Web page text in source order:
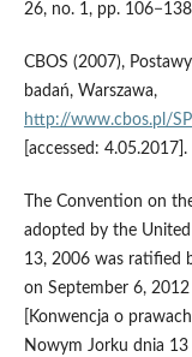
26, no. 1, pp.
CBOS (2007),
badań, Warszawa,
http://www.cbos.pl/
[accessed: 4.05.2017].
The Convention on
adopted by the
13, 2006 was ratified
on September 6,
[Konwencja o
Nowym Jorku dnia